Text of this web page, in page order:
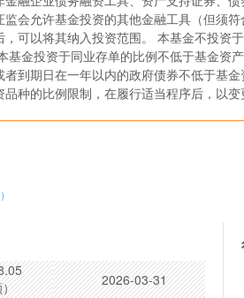
会允许基金投资的其他金融工具（但须
可以将其纳入投资范围。 本基金不投
基金投资于同业存单的比例不低于基金
到期日在一年以内的政府债券不低于基
种的比例限制，在履行适当程序后，以
2026-03-31